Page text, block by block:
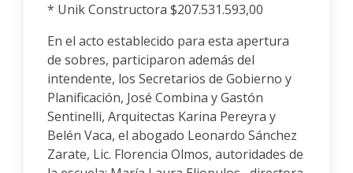
* Unik Constructora $207.531.593,00
En el acto establecido para esta apertura
de sobres, participaron además del
intendente, los Secretarios de Gobierno y
Planificación, José Combina y Gastón
Sentinelli, Arquitectas Karina Pereyra y
Belén Vaca, el abogado Leonardo Sánchez
Zarate, Lic. Florencia Olmos, autoridades de